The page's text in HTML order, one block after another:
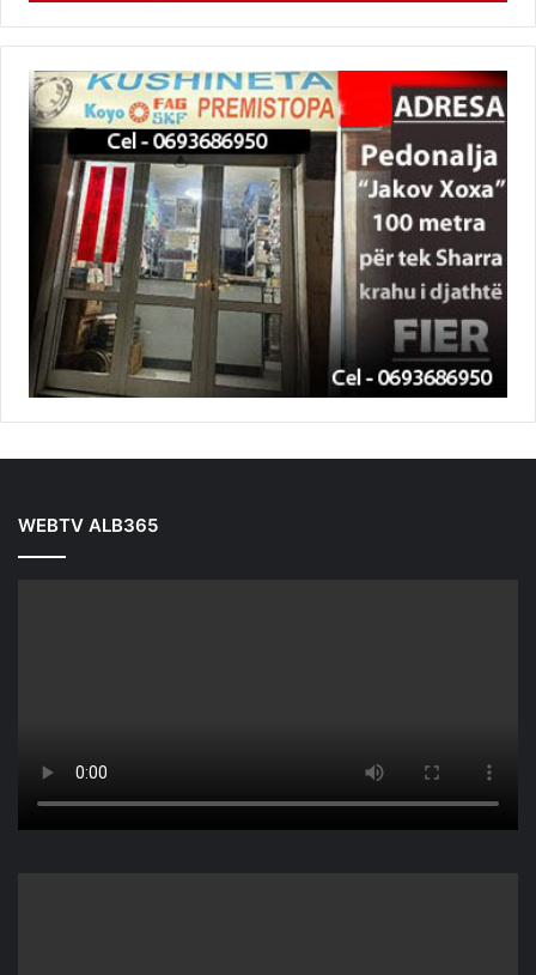
WEBTV ALB365